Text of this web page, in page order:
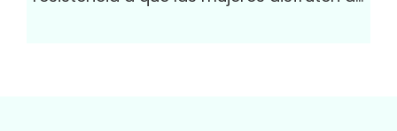
eficientes que ellos en el trabajo, pero que